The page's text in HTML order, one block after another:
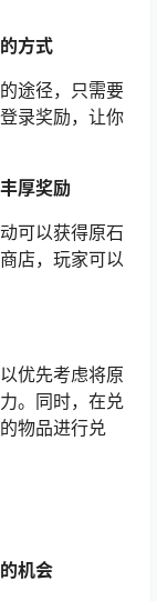
方式
途径，只需要
录奖励，让你
厚奖励
可以获得原石
店，玩家可以
优先考虑将原
。同时，在兑
物品进行兑
机会